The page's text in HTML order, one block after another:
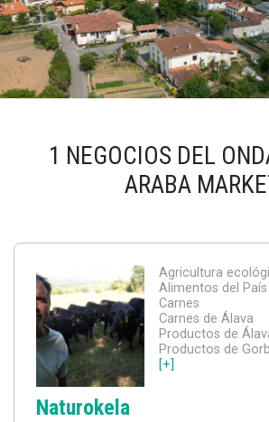
1 NEGOCIOS DEL
ARABA
Agricultura
Alimentos del
Carnes
Carnes de Álava
Productos de
Productos de
[+]
Naturokela